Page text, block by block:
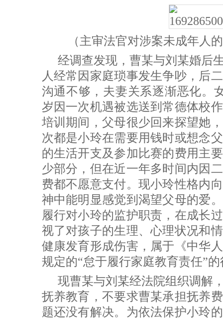
（主审法官对涉案未成年人
经调查发现，曹某与刘某婚后
人经常因家庭琐事发生争吵，后
沟通不够，夫妻关系逐渐恶化。
岁因一次机遇被选送到常德体校
培训期间，父母很少回来探望她
次都是小玲在需要用钱时或想念
的生活开支及参加比赛的费用主
少部分，但在近一年多时间内因
费都不愿意支付。现小玲性格内
神中能明显感觉到渴望父母的爱
履行对小玲的监护职责，在成长
视了对孩子的生理、心理状况和
健康发育形成伤害，属于《中华
规定的“怠于履行家庭教育责任”
现曹某与刘某经法院组织调解
抚养教育，不要求曹某承担抚养
题还没有解决。为依法保护小玲